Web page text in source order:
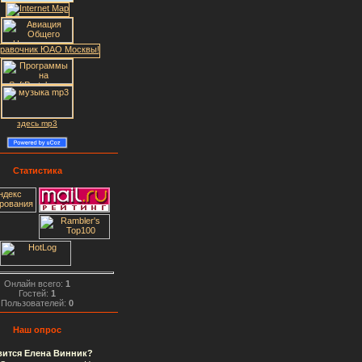
здесь mp3
Статистика
Онлайн всего: 1
Гостей: 1
Пользователей: 0
Наш опрос
Елена Винник?